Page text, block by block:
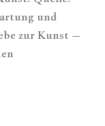
und
zur Kunst –